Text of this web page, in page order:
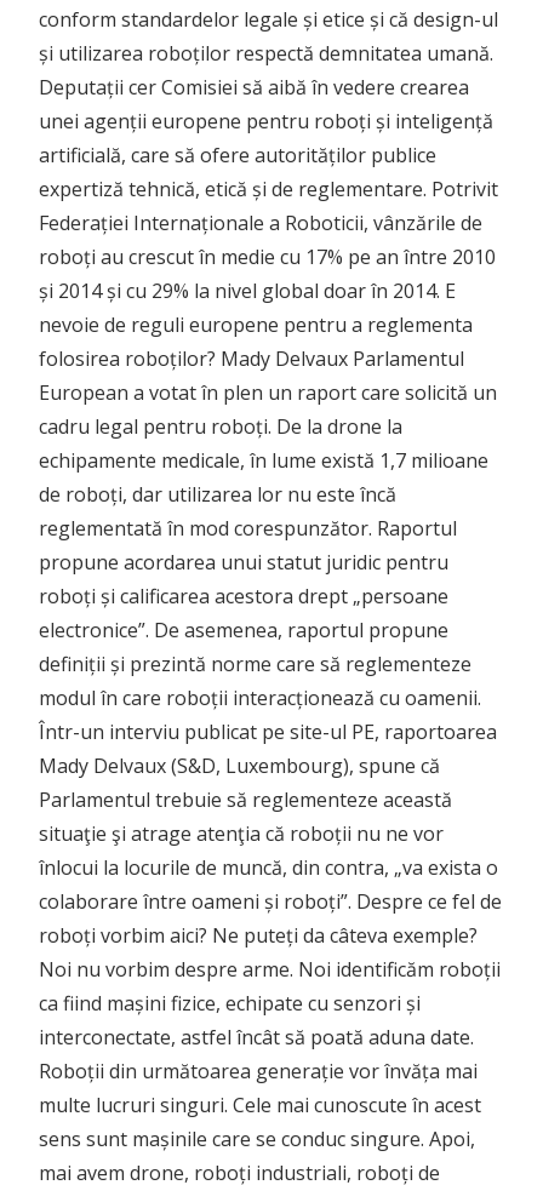
conform standardelor legale și etice și că design-ul
și utilizarea roboților respectă demnitatea umană.
Deputații cer Comisiei să aibă în vedere crearea
unei agenții europene pentru roboți și inteligență
artificială, care să ofere autorităților publice
expertiză tehnică, etică și de reglementare. Potrivit
Federației Internaționale a Roboticii, vânzările de
roboți au crescut în medie cu 17% pe an între 2010
și 2014 și cu 29% la nivel global doar în 2014. E
nevoie de reguli europene pentru a reglementa
folosirea roboților? Mady Delvaux Parlamentul
European a votat în plen un raport care solicită un
cadru legal pentru roboți. De la drone la
echipamente medicale, în lume există 1,7 milioane
de roboți, dar utilizarea lor nu este încă
reglementată în mod corespunzător. Raportul
propune acordarea unui statut juridic pentru
roboți și calificarea acestora drept „persoane
electronice”. De asemenea, raportul propune
definiții și prezintă norme care să reglementeze
modul în care roboții interacționează cu oamenii.
Într-un interviu publicat pe site-ul PE, raportoarea
Mady Delvaux (S&D, Luxembourg), spune că
Parlamentul trebuie să reglementeze această
situaţie şi atrage atenţia că roboții nu ne vor
înlocui la locurile de muncă, din contra, „va exista o
colaborare între oameni și roboți”. Despre ce fel de
roboți vorbim aici? Ne puteți da câteva exemple?
Noi nu vorbim despre arme. Noi identificăm roboții
ca fiind mașini fizice, echipate cu senzori și
interconectate, astfel încât să poată aduna date.
Roboții din următoarea generație vor învăța mai
multe lucruri singuri. Cele mai cunoscute în acest
sens sunt mașinile care se conduc singure. Apoi,
mai avem drone, roboți industriali, roboți de